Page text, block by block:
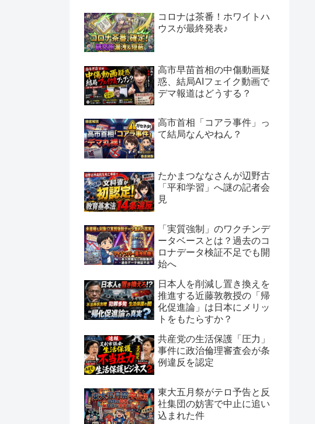
コロナは茶番！ホワイトハ
ウスが最終発表♪
高市早苗首相の中傷動画疑
惑、結局AIフェイク動画で
デマ報道はどうする？
高市首相「コアラ事件」っ
て結局なんやねん？
たかまつななさんが辺野古
「平和学習」へ謎の記者会
見
「実質強制」のワクチンデ
ータベースとは？過去のコ
ロナデータ検証不足でも開
始へ
日本人を削減し置き換えを
推進する近藤敦教授の「帰
化促進論」は日本にメリッ
トをもたらすか？
共産党の生活保護「圧力」
事件に政治倫理審査会が条
例違反を認定
東大五月祭がテロ予告と反
社集団の妨害で中止に追い
込まれた件